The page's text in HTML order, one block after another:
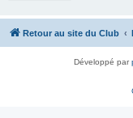
Retour au site du Club
Développé par